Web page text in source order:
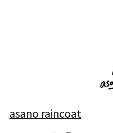
asano raincoat